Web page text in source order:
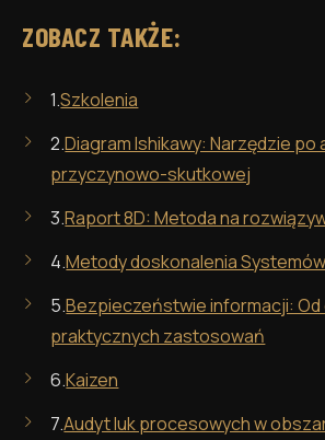
ZOBACZ TAKŻE:
1.Szkolenia
2.Diagram Ishikawy: Narzędzie po
przyczynowo-skutkowej
3.Raport 8D: Metoda na
4.Metody doskonalenia
5.Bezpieczeństwie informacji: Od
praktycznych zastosowań
6.Kaizen
7.Audyt luk procesowych w